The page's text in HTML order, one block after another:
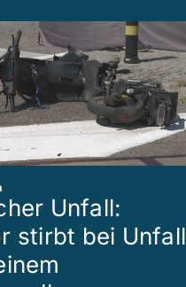
Unfall:
stirbt bei Unfall